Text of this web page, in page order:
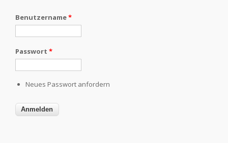
Benutzername*
Passwort *
Neues Passwort anfordern